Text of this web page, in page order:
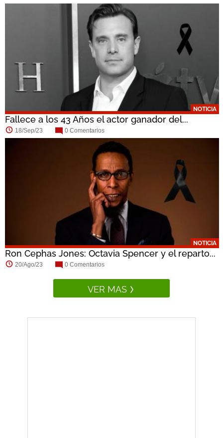
NOTICIA
Fallece a los 43 Años el actor ganador del...
18/Sep/23 0 Comentarios
NOTICIA
Ron Cephas Jones: Octavia Spencer y el reparto...
20/Ago/23 0 Comentarios
VER MAS